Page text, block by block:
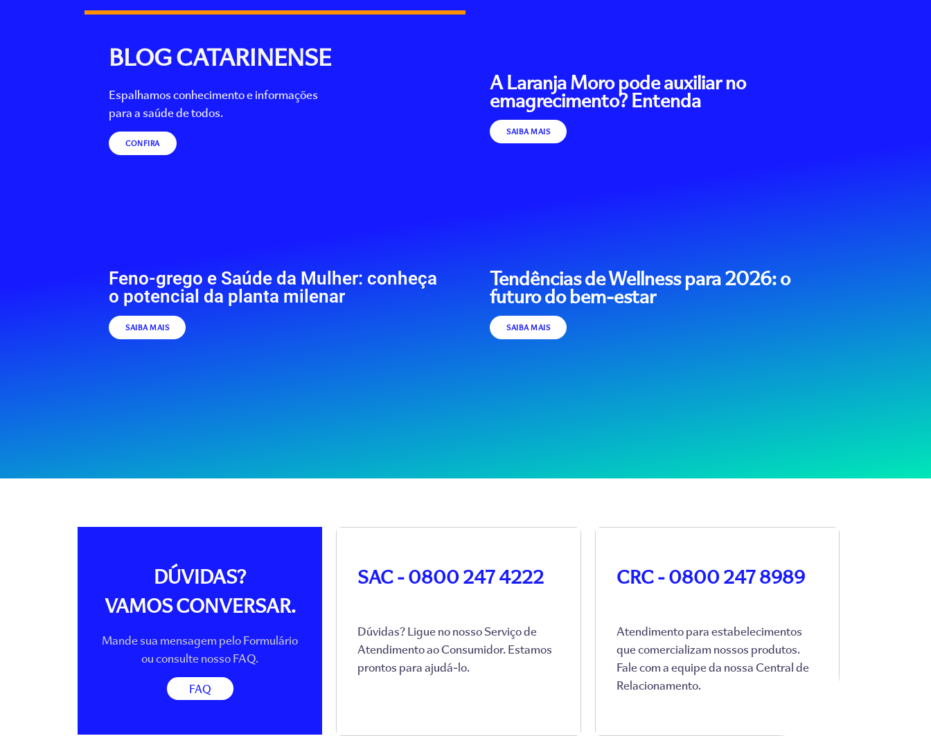
BLOG CATARINENSE
Espalhamos conhecimento e informações
para a saúde de todos.
CONFIRA
A Laranja Moro pode auxiliar no
emagrecimento? Entenda
SAIBA MAIS
Feno-grego e Saúde da Mulher: conheça
o potencial da planta milenar
SAIBA MAIS
Tendências de Wellness para 2026: o
futuro do bem-estar
SAIBA MAIS
DÚVIDAS?
VAMOS CONVERSAR.
Mande sua mensagem pelo Formulário
ou consulte nosso FAQ.
FAQ
SAC - 0800 247 4222
Dúvidas? Ligue no nosso Serviço de
Atendimento ao Consumidor. Estamos
prontos para ajudá-lo.
CRC - 0800 247 8989
Atendimento para estabelecimentos
que comercializam nossos produtos.
Fale com a equipe da nossa Central de
Relacionamento.